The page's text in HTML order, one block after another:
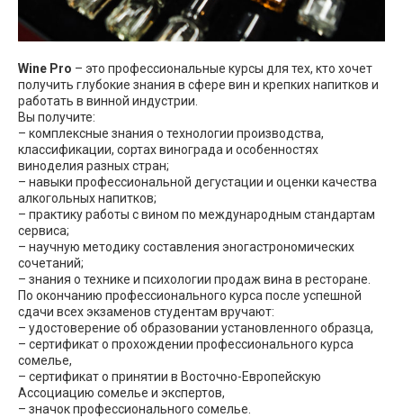
Wine Pro – это профессиональные курсы для тех, кто хочет
получить глубокие знания в сфере вин и крепких напитков и
работать в винной индустрии.
Вы получите:
– комплексные знания о технологии производства,
классификации, сортах винограда и особенностях
виноделия разных стран;
– навыки профессиональной дегустации и оценки качества
алкогольных напитков;
– практику работы с вином по международным стандартам
сервиса;
– научную методику составления эногастрономических
сочетаний;
– знания о технике и психологии продаж вина в ресторане.
По окончанию профессионального курса после успешной
сдачи всех экзаменов студентам вручают:
– удостоверение об образовании установленного образца,
– сертификат о прохождении профессионального курса
сомелье,
– сертификат о принятии в Восточно-Европейскую
Ассоциацию сомелье и экспертов,
– значок профессионального сомелье.